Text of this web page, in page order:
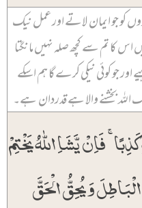
کو جو ایمان لاتے اور عمل نیک
کا تم سے کچھ صلہ نہیں مانگتا
اور جو کوئی نیکی کرے گا ہم اسکے
بخشنے والا ہے قدردان ہے۔
فَاِنۡ یَّشَاِ اللّٰہُ یَخۡتِمۡ
وَ یُحِقُّ الۡحَقَّ